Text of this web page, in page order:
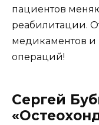
пациентов
реабилитации.
медикаментов и
операций!
Сергей